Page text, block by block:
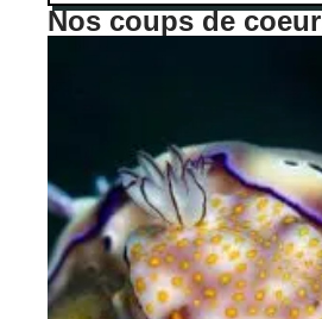
Nos coups de coeur